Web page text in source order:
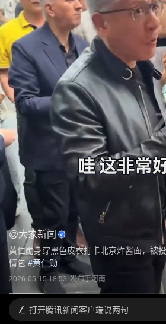
@大象新闻
黄仁勋身穿黑色皮衣打卡北京炸酱面，被
情包 #黄仁勋
2026-05-15 18:53 发布于河南
打开腾讯新闻客户端说两句